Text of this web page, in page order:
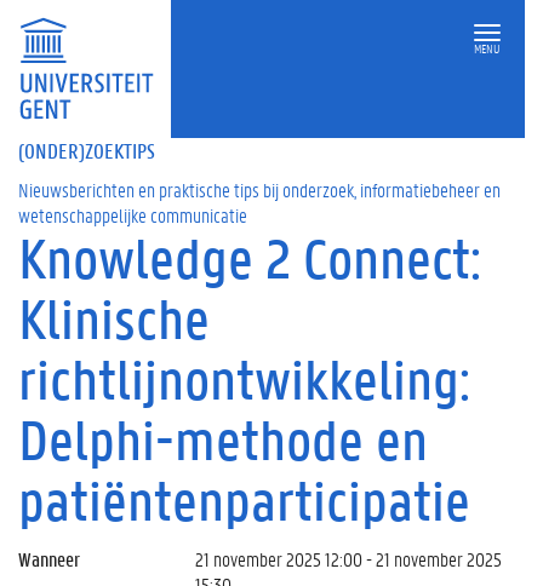
MENU
(ONDER)ZOEKTIPS
Nieuwsberichten en praktische tips bij onderzoek, informatiebeheer en
wetenschappelijke communicatie
Knowledge 2 Connect:
Klinische
richtlijnontwikkeling:
Delphi-methode en
patiëntenparticipatie
Wanneer
21 november 2025 12:00 - 21 november 2025